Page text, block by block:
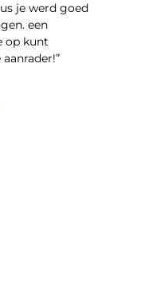
je werd goed
een
op kunt